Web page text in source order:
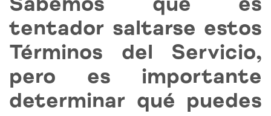
Sabemos que es
tentador saltarse estos
Términos del Servicio,
pero es importante
determinar qué puedes